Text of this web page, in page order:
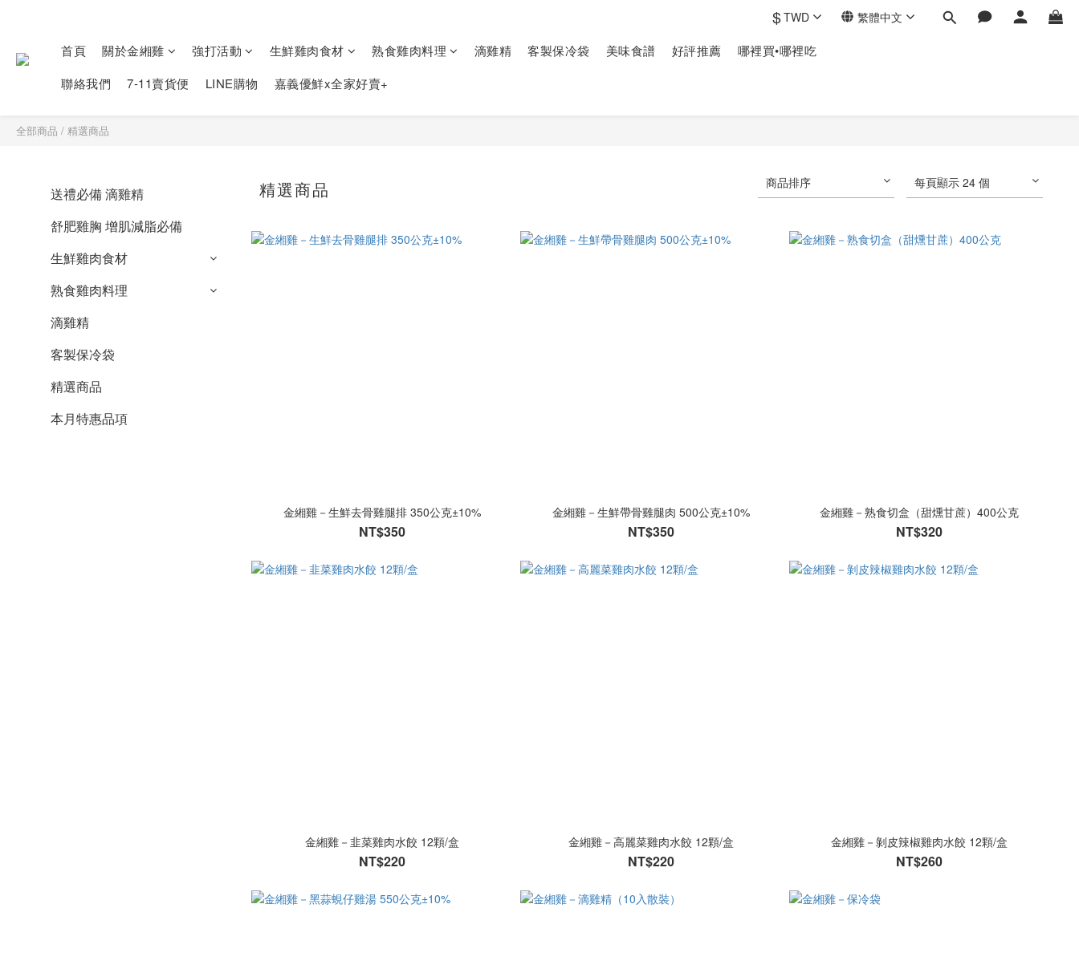
$TWD 繁體中文
首頁 關於金緗雞 強打活動 生鮮雞肉食材 熟食雞肉料理 滴雞精 客製保冷袋 美味食譜 好評推薦
哪裡買•哪裡吃
聯絡我們
7-11賣貨便 LINE購物 嘉義優鮮x全家好賣+
全部商品 / 精選商品
送禮必備 滴雞精
舒肥雞胸 增肌減脂必備
生鮮雞肉食材
熟食雞肉料理
滴雞精
客製保冷袋
精選商品
本月特惠品項
精選商品 商品排序 每頁顯示 24 個
金緗雞－生鮮去骨雞腿排 350公克±10%
NT$350
金緗雞－生鮮帶骨雞腿肉 500公克±10%
NT$350
金緗雞－熟食切盒（甜燻甘蔗）400公克
NT$320
金緗雞－韭菜雞肉水餃 12顆/盒
NT$220
金緗雞－高麗菜雞肉水餃 12顆/盒
NT$220
金緗雞－剝皮辣椒雞肉水餃 12顆/盒
NT$260